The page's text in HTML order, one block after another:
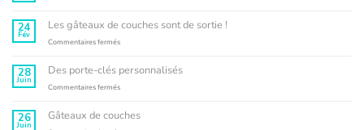
L’Atelier
Kyko
s’engage
24
Fév
Les gâteaux de couches sont de sortie !
Commentaires ferméssur
de
couches
sortie
28
Juin
Des porte-clés personnalisés
Commentaires ferméssur
clés
26
Juin
Gâteaux de couches